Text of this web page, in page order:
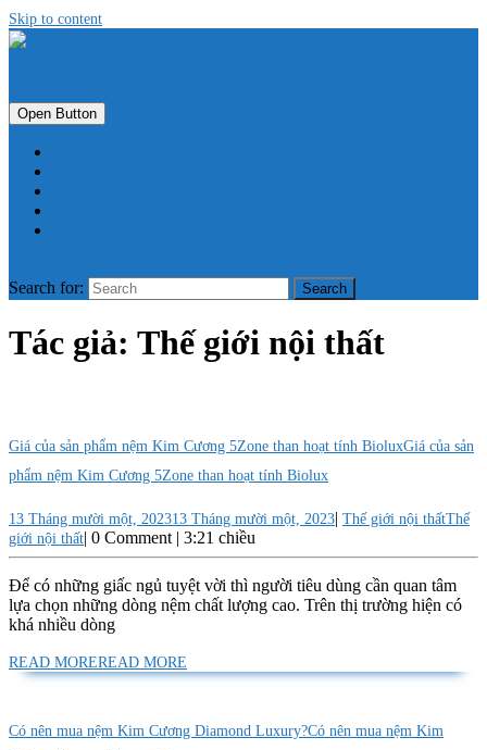
Skip to content
Open Button
Search for:
Tác giả: Thế giới nội thất
Giá của sản phẩm nệm Kim Cương 5Zone than hoạt tính BioluxGiá của sản
phẩm nệm Kim Cương 5Zone than hoạt tính Biolux
13 Tháng mười một, 202313 Tháng mười một, 2023| Thế giới nội thấtThế
giới nội thất| 0 Comment | 3:21 chiều
Để có những giấc ngủ tuyệt vời thì người tiêu dùng cần quan tâm
lựa chọn những dòng nệm chất lượng cao. Trên thị trường hiện có
khá nhiều dòng
READ MOREREAD MORE
Có nên mua nệm Kim Cương Diamond Luxury?Có nên mua nệm Kim